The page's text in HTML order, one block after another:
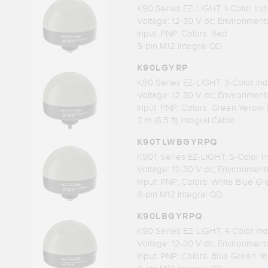
K90 Series EZ-LIGHT; 1-Color
Voltage: 12-30 V dc;
Input: PNP; Colors: Red
5-pin M12 Integral QD
K90LGYRP
K90 Series EZ-LIGHT; 3-Color
Voltage: 12-30 V dc;
Input: PNP; Colors: Green Yellow
2 m (6.5 ft) Integral Cable
K90TLWBGYRPQ
K90T Series EZ-LIGHT; 5-Color
Voltage: 12-30 V dc;
Input: PNP; Colors: White Blue
8-pin M12 Integral QD
K90LBGYRPQ
K90 Series EZ-LIGHT; 4-Color
Voltage: 12-30 V dc;
Input: PNP; Colors: Blue Green